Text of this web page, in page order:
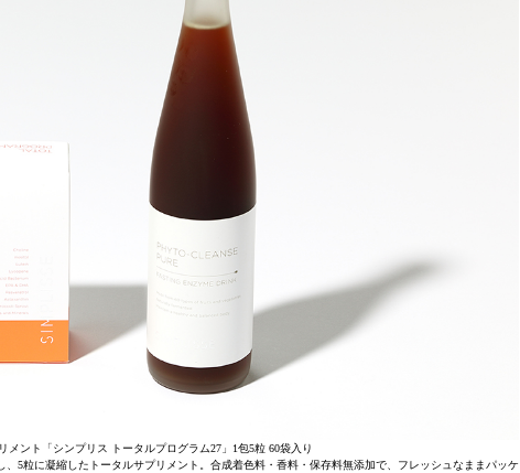
メント「シンプリス トータルプログラム27」1包5粒 60袋入り
5粒に凝縮したトータルサプリメント。合成着色料・香料・保存料無添加で、フレッシュなままパッケ